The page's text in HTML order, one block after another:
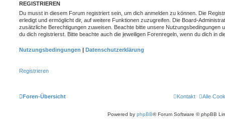
REGISTRIEREN
Du musst in diesem Forum registriert sein, um dich anmelden zu können. Die
erledigt und ermöglicht dir, auf weitere Funktionen zuzugreifen. Die Board-
zusätzliche Berechtigungen zuweisen. Beachte bitte unsere Nutzungsbedingungen
du dich registrierst. Bitte beachte auch die jeweiligen Forenregeln, wenn du dich in
Nutzungsbedingungen | Datenschutzerklärung
Registrieren
Foren-Übersicht Alle
Kontakt
Powered by phpBB® Forum Software © phpBB